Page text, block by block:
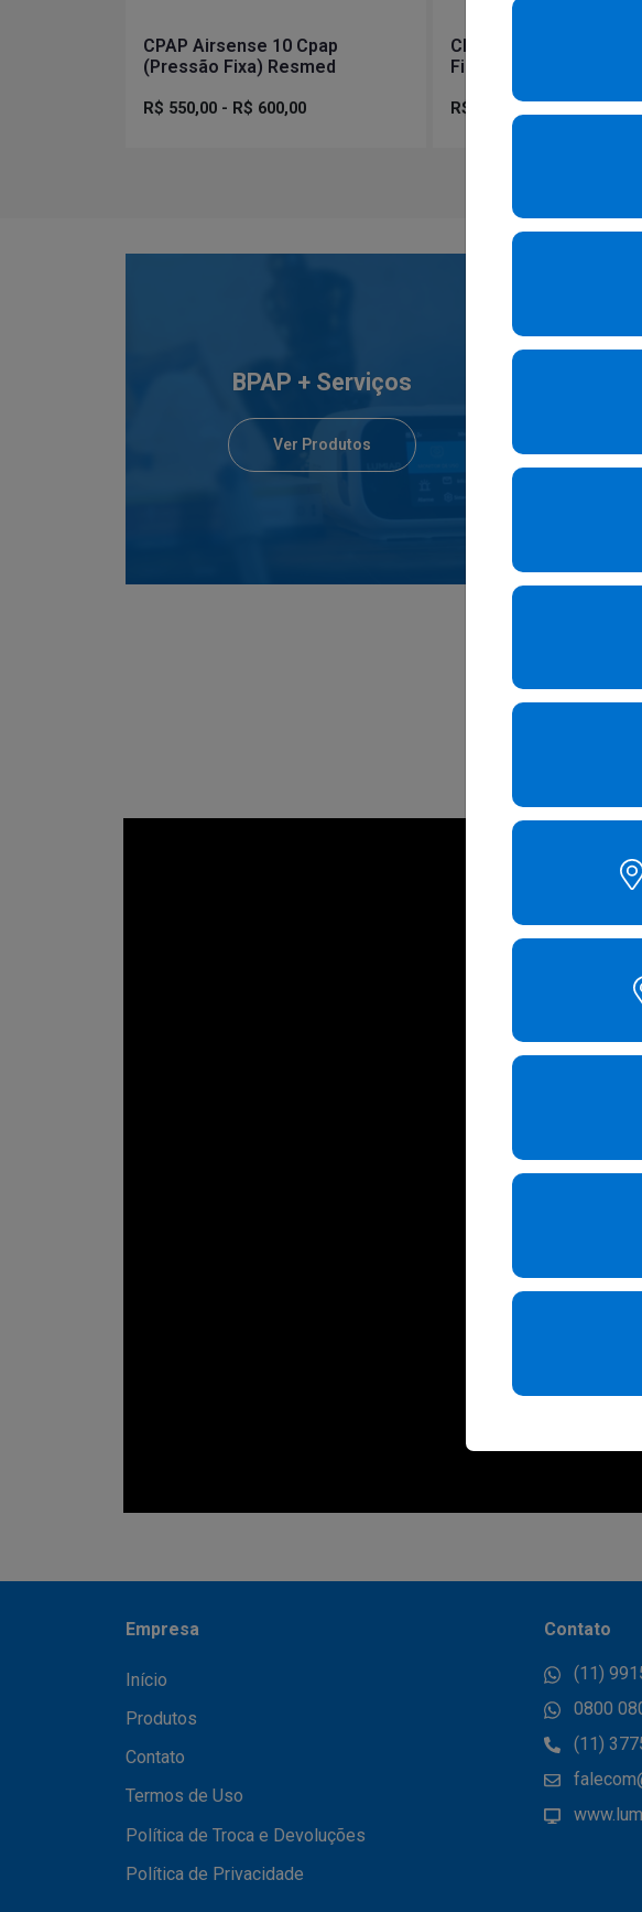
CPAP Airsense 10 Cpap
(Pressão Fixa) Resmed
R$ 550,00 - R$ 600,00
CPAP Automático
Fisher & Paykel
R$ 750,00 - R$ 800,00
BPAP + Serviços
Ver Produtos
SAIBA MAIS
Empresa
Início
Produtos
Contato
Termos de Uso
Política de Troca e Devoluções
Política de Privacidade
Contato
(11)
0800
(11)